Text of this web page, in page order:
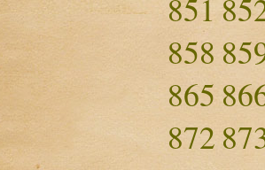
851
858
865
872